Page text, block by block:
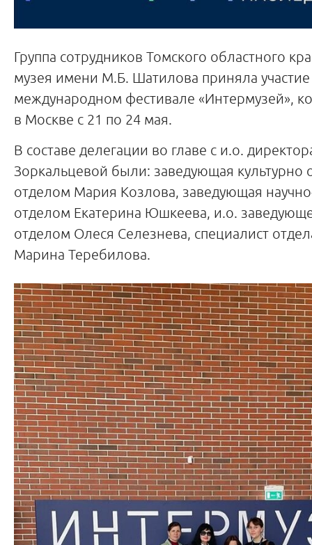
Группа сотрудников Томского областного
музея имени М.Б. Шатилова приняла
международном фестивале «Интермузей»,
в Москве с 21 по 24 мая.
В составе делегации во главе с и.о.
Зоркальцевой были: заведующая культурно
отделом Мария Козлова, заведующая
отделом Екатерина Юшкеева, и.о.
отделом Олеся Селезнева, специалист
Марина Теребилова.